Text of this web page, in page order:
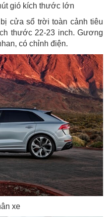
gió kích thước lớn
cửa sổ trời toàn cảnh tiêu
thước 22-23 inch. Gương
có chỉnh điện.
xe